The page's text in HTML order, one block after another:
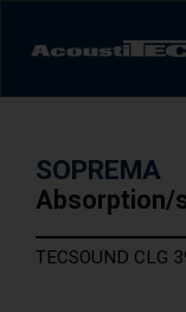
Services et
Apprendre
SOPREMA
Absorption/
TECSOUND CLG